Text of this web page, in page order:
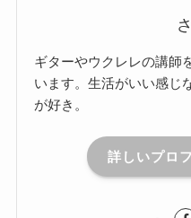
ギターやウクレレの講師
います。生活がいい感じ
が好き。
詳しいプロ